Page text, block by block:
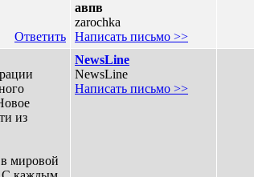
Ответить
авпв
zarochka
Написать письмо >>
из
мировой
NewsLine
NewsLine
Написать письмо >>